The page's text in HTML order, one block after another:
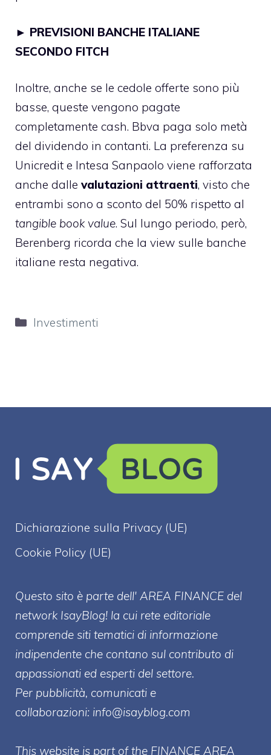
► PREVISIONI BANCHE ITALIANE
SECONDO FITCH
Inoltre, anche se le cedole offerte sono più
basse, queste vengono pagate
completamente cash. Bbva paga solo metà
del dividendo in contanti. La preferenza su
Unicredit e Intesa Sanpaolo viene rafforzata
anche dalle valutazioni attraenti, visto che
entrambi sono a sconto del 50% rispetto al
tangible book value. Sul lungo periodo, però,
Berenberg ricorda che la view sulle banche
italiane resta negativa.
Categorie
Investimenti
Dichiarazione sulla Privacy (UE)
Cookie Policy (UE)
Questo sito è parte dell' AREA FINANCE del
network IsayBlog! la cui rete editoriale
comprende siti tematici di informazione
indipendente che contano sul contributo di
appassionati ed esperti del settore.
Per pubblicità, comunicati e
collaborazioni: info@isayblog.com
This website is part of the FINANCE AREA